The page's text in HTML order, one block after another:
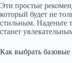
Эти простые
который будет не
стильным. Наденьте
станет
Как выбрать